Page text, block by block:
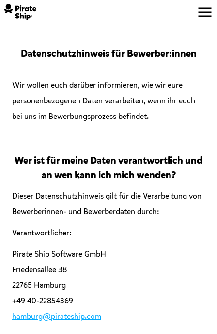
Datenschutzhinweis für Bewerber:innen
Wir wollen euch darüber informieren, wie wir eure
personenbezogenen Daten verarbeiten, wenn ihr euch
bei uns im Bewerbungsprozess befindet.
Wer ist für meine Daten verantwortlich und
an wen kann ich mich wenden?
Dieser Datenschutzhinweis gilt für die Verarbeitung von
Bewerberinnen- und Bewerberdaten durch:
Verantwortlicher:
Pirate Ship Software GmbH
Friedensallee 38
22765 Hamburg
+49 40-22854369
hamburg@pirateship.com